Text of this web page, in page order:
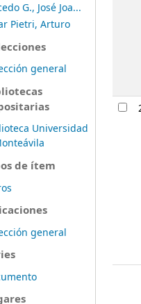
G., José Joa...
Pietri, Arturo
general
Universidad
de ítem
general